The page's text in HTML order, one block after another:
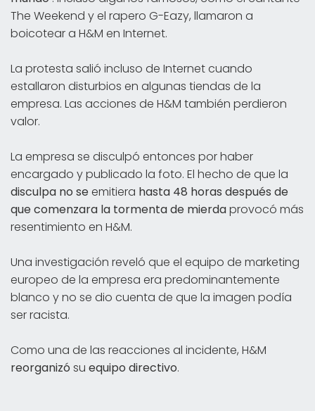
The Weekend y el rapero G-Eazy, llamaron a
boicotear a H&M en Internet.
La protesta salió incluso de Internet cuando
estallaron disturbios en algunas tiendas de la
empresa. Las acciones de H&M también perdieron
valor.
La empresa se disculpó entonces por haber
encargado y publicado la foto. El hecho de que la
disculpa no seemitiera hasta 48 horas después de
que comenzara la tormenta de mierdaprovocó más
resentimiento en H&M.
Una investigación reveló que el equipo de marketing
europeo de la empresa era predominantemente
blanco y no se dio cuenta de que la imagen podía
ser racista.
Como una de las reacciones al incidente, H&M
reorganizó su equipo directivo.